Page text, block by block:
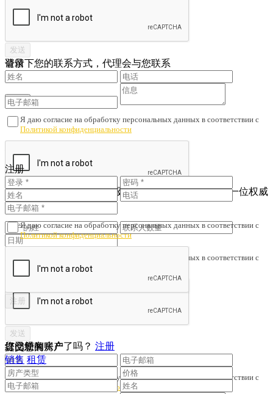
请留下您的联系方式，代理会与您联系
Я даю согласие на обработку персональных данных в соответствии с
Политикой конфиденциальности
登录
注册
Я даю согласие на обработку персональных данных в соответствии с
Политикой конфиденциальности
您已经有账户了吗？ 注册
查看已注册的联系人
为了避免财产诈骗与劣质服务，我们会核对您是否与一位权威
人士签订了协议。
Я даю согласие на обработку персональных данных в соответствии с
Политикой конфиденциальности
提交您的房产
销售 租赁
订阅新闻
Я даю согласие на обработку персональных данных в соответствии с
Политикой конфиденциальности